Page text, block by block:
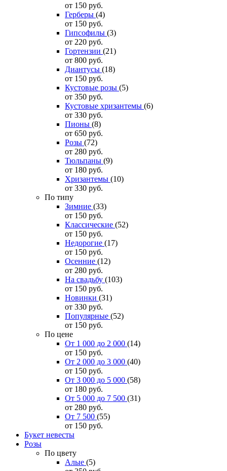
от 150 руб.
Герберы (4)
от 150 руб.
Гипсофилы (3)
от 220 руб.
Гортензии (21)
от 800 руб.
Диантусы (18)
от 150 руб.
Кустовые розы (5)
от 350 руб.
Кустовые хризантемы (6)
от 330 руб.
Пионы (8)
от 650 руб.
Розы (72)
от 280 руб.
Тюльпаны (9)
от 180 руб.
Хризантемы (10)
от 330 руб.
По типу
Зимние (33)
от 150 руб.
Классические (52)
от 150 руб.
Недорогие (17)
от 150 руб.
Осенние (12)
от 280 руб.
На свадьбу (103)
от 150 руб.
Новинки (31)
от 330 руб.
Популярные (52)
от 150 руб.
По цене
От 1 000 до 2 000 (14)
от 150 руб.
От 2 000 до 3 000 (40)
от 150 руб.
От 3 000 до 5 000 (58)
от 180 руб.
От 5 000 до 7 500 (31)
от 280 руб.
От 7 500 (55)
от 150 руб.
Букет невесты
Розы
По цвету
Алые (5)